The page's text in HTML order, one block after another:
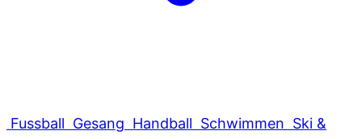
Fussball Gesang Handball Schwimmen Ski &